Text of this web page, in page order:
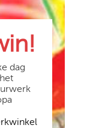
dag